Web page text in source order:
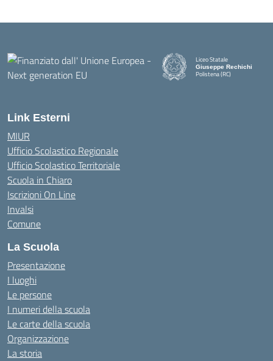
Liceo Statale
Giuseppe Rechichi
Polistena (RC)
Link Esterni
MIUR
Ufficio Scolastico Regionale
Ufficio Scolastico Territoriale
Scuola in Chiaro
Iscrizioni On Line
Invalsi
Comune
La Scuola
Presentazione
I luoghi
Le persone
I numeri della scuola
Le carte della scuola
Organizzazione
La storia